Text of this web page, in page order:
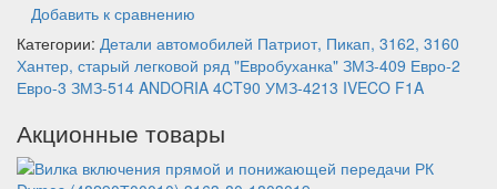
Добавить к сравнению
Категории: Детали автомобилей Патриот, Пикап, 3162, 3160
Хантер, старый легковой ряд "Евробуханка" ЗМЗ-409 Евро-2
Евро-3 ЗМЗ-514 ANDORIA 4CT90 УМЗ-4213 IVECO F1A
Акционные товары